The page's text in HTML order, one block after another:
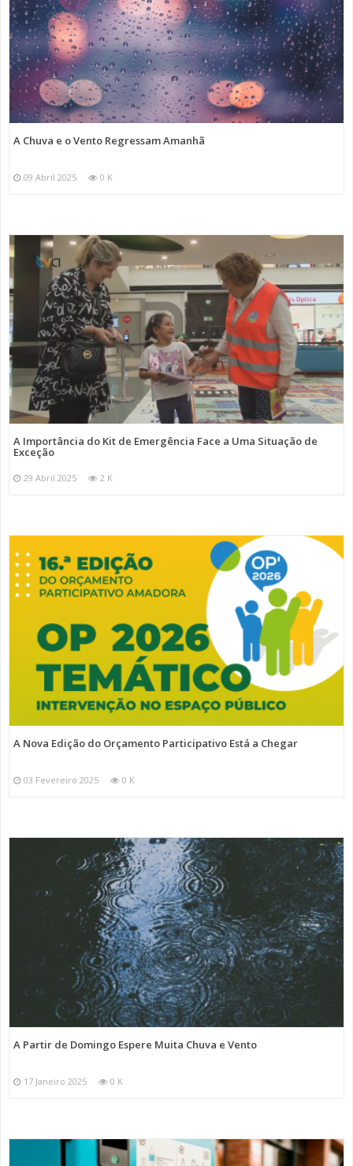
A Chuva e o Vento Regressam Amanhã
09 Abril 2025 0 K
A Importância do Kit de Emergência Face a Uma Situação de
Exceção
29 Abril 2025 2 K
A Nova Edição do Orçamento Participativo Está a Chegar
03 Fevereiro 2025 0 K
A Partir de Domingo Espere Muita Chuva e Vento
17 Janeiro 2025 0 K